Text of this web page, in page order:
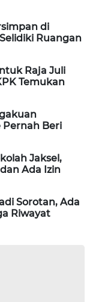
di
Ruangan
Raja Juli
Temukan
Pernah Beri
Jaksel,
Ada Izin
Sorotan, Ada
Riwayat